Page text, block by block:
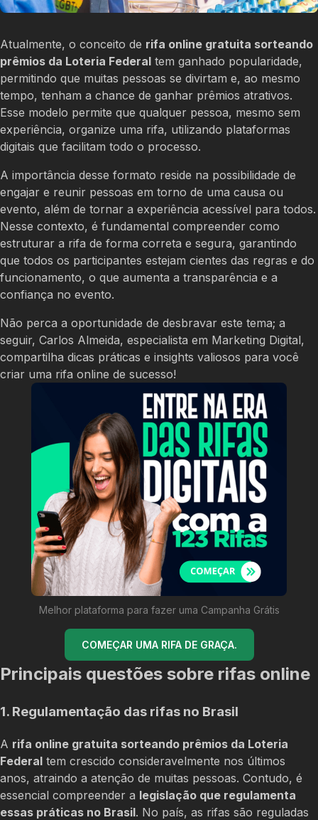
Atualmente, o conceito de rifa online gratuita sorteando
prêmios da Loteria Federal tem ganhado popularidade,
permitindo que muitas pessoas se divirtam e, ao mesmo
tempo, tenham a chance de ganhar prêmios atrativos.
Esse modelo permite que qualquer pessoa, mesmo sem
experiência, organize uma rifa, utilizando plataformas
digitais que facilitam todo o processo.
A importância desse formato reside na possibilidade de
engajar e reunir pessoas em torno de uma causa ou
evento, além de tornar a experiência acessível para todos.
Nesse contexto, é fundamental compreender como
estruturar a rifa de forma correta e segura, garantindo
que todos os participantes estejam cientes das regras e do
funcionamento, o que aumenta a transparência e a
confiança no evento.
Não perca a oportunidade de desbravar este tema; a
seguir, Carlos Almeida, especialista em Marketing Digital,
compartilha dicas práticas e insights valiosos para você
criar uma rifa online de sucesso!
Melhor plataforma para fazer uma Campanha Grátis
COMEÇAR UMA RIFA DE GRAÇA.
Principais questões sobre rifas online
1. Regulamentação das rifas no Brasil
A rifa online gratuita sorteando prêmios da Loteria
Federal tem crescido consideravelmente nos últimos
anos, atraindo a atenção de muitas pessoas. Contudo, é
essencial compreender a legislação que regulamenta
essas práticas no Brasil. No país, as rifas são reguladas